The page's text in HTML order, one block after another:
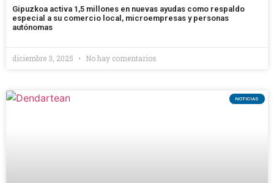
Gipuzkoa activa 1,5 millones en nuevas ayudas como respaldo
especial a su comercio local, microempresas y personas
autónomas
diciembre 3, 2025 No hay comentarios
NOTICIAS